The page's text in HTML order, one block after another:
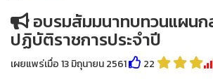
อบรมสัมมนาทบทวนแผนก
ปฏิบัติราชการประจำปี
เผยแพร่เมื่อ 13 มิถุนายน 2561 22